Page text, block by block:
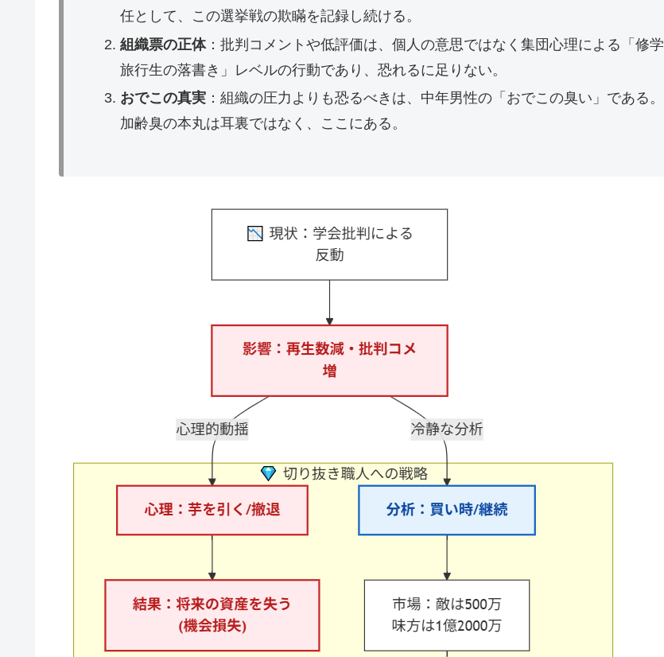
任として、この選挙戦の欺瞞を記録し続ける。
組織票の正体：批判コメントや低評価は、個人の意思ではなく集団心理による「修学
旅行生の落書き」レベルの行動であり、恐れるに足りない。
おでこの真実：組織の圧力よりも恐るべきは、中年男性の「おでこの臭い」である。
加齢臭の本丸は耳裏ではなく、ここにある。